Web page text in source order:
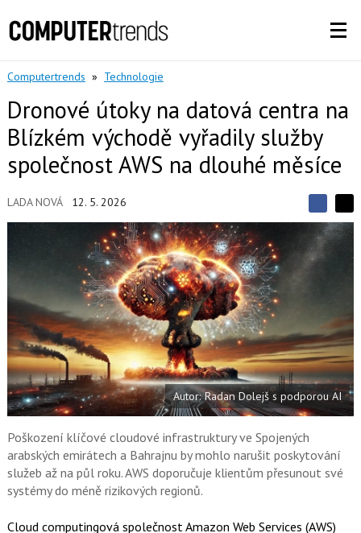
Computertrends » Technologie
Dronové útoky na datová centra na
Blízkém východě vyřadily služby
společnost AWS na dlouhé měsíce
LADA NOVÁ 12. 5. 2026
S
d
í
l
S
í
a
F
a
c
e
b
o
o
k
d
a
s
í
t
i
X
Autor: Radan Dolejš s podporou AI
Poškození klíčové cloudové infrastruktury ve Spojených
arabských emirátech a Bahrajnu by mohlo narušit poskytování
služeb až na půl roku. AWS doporučuje klientům přesunout své
systémy do méně rizikových regionů.
Cloud computingová společnost Amazon Web Services (AWS)